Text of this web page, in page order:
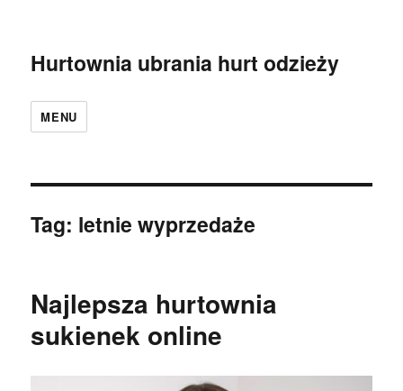
Hurtownia ubrania hurt odzieży
MENU
Tag: letnie wyprzedaże
Najlepsza hurtownia
sukienek online